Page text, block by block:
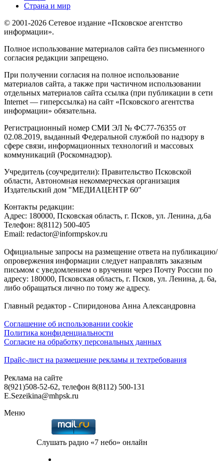
Страна и мир
© 2001-2026 Сетевое издание «Псковское агентство
информации».
Полное использование материалов сайта без письменного
согласия редакции запрещено.
При получении согласия на полное использование
материалов сайта, а также при частичном использовании
отдельных материалов сайта ссылка (при публикации в сети
Internet — гиперссылка) на сайт «Псковского агентства
информации» обязательна.
Регистрационный номер СМИ ЭЛ № ФС77-76355 от
02.08.2019, выданный Федеральной службой по надзору в
сфере связи, информационных технологий и массовых
коммуникаций (Роскомнадзор).
Учредитель (соучредители): Правительство Псковской
области, Автономная некоммерческая организация
Издательский дом "МЕДИАЦЕНТР 60"
Контакты редакции:
Адреc: 180000, Псковская область, г. Псков, ул. Ленина, д.6а
Телефон: 8(8112) 500-405
Email: redactor@informpskov.ru
Официальные запросы на размещение ответа на публикацию/
опровержения информации следует направлять заказным
письмом с уведомлением о вручении через Почту России по
адресу: 180000, Псковская область, г. Псков, ул. Ленина, д. 6а,
либо обращаться лично по тому же адресу.
Главный редактор - Спиридонова Анна Александровна
Соглашение об использовании cookie
Политика конфиденциальности
Согласие на обработку персональных данных
Прайс-лист на размещение рекламы и техтребования
Реклама на сайте
8(921)508-52-62, телефон 8(8112) 500-131
E.Sezeikina@mhpsk.ru
Меню
Слушать радио «7 небо» онлайн